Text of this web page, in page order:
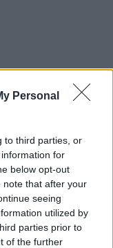
Personal
to third parties, or
for
below opt-out
note that after your
seeing
utilized by
parties prior to
of the further